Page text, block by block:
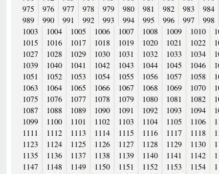
975
976 977 978 979 980 981 982 983
984
989
990 991 992 993 994 995 996 997
998
1003
1004 1005 1006 1007 1008 1009 1010
1015
1016 1017 1018 1019 1020 1021 1022
1027
1028 1029 1030 1031 1032 1033 1034
1039
1040 1041 1042 1043 1044 1045 1046
1051
1052 1053 1054 1055 1056 1057 1058
1063
1064 1065 1066 1067 1068 1069 1070
1075
1076 1077 1078 1079 1080 1081 1082
1087
1088 1089 1090 1091 1092 1093 1094
1099
1100 1101 1102 1103 1104 1105 1106
1111
1112 1113 1114 1115 1116 1117 1118
1123
1124 1125 1126 1127 1128 1129 1130
1135
1136 1137 1138 1139 1140 1141 1142
1147
1148 1149 1150 1151 1152 1153 1154